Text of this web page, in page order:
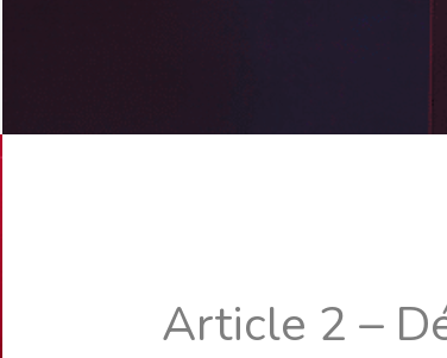
Article 2 –